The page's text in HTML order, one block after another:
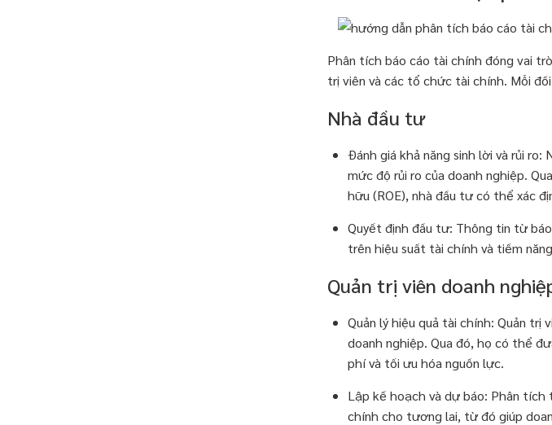
Phân tích báo cáo tài chính đóng vai
trị viên và các tổ chức tài chính. Mỗi
Nhà đầu tư
Đánh giá khả năng sinh lời và rủi
mức độ rủi ro của doanh nghiệp.
hữu (ROE), nhà đầu tư có thể xác
Quyết định đầu tư: Thông tin từ
trên hiệu suất tài chính và tiềm
Quản trị viên doanh
Quản lý hiệu quả tài chính: Quản
doanh nghiệp. Qua đó, họ có thể
phí và tối ưu hóa nguồn lực.
Lập kế hoạch và dự báo: Phân
chính cho tương lai, từ đó giúp